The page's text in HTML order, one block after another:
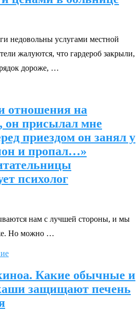
недовольны услугами местной
жалуются, что гардероб закрыли,
дороже, …
отношения на
он присылал мне
приездом он занял у
и пропал…»
психолог
нам с лучшей стороны, и мы
Но можно …
Какие обычные и
защищают печень